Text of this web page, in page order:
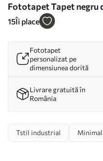
Fototapet Tapet negru
15Îi place
Fototapet
personalizat pe
dimensiunea dorită
Livrare gratuită în
România
Tstil industrial